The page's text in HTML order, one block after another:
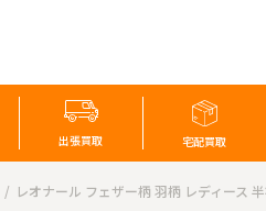
出張買取 宅配買取
レオナール フェザー柄 羽柄 レディース